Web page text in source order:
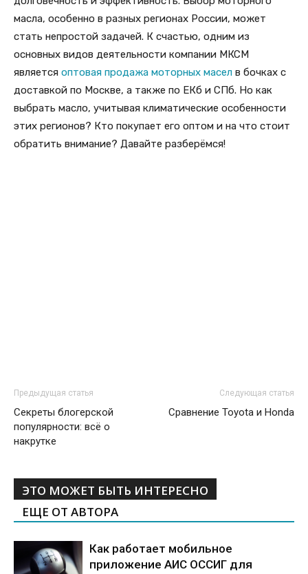
масла, особенно в разных регионах России, может
стать непростой задачей. К счастью, одним из
основных видов деятельности компании МКСМ
является оптовая продажа моторных масел в бочках с
доставкой по Москве, а также по ЕКб и СПб. Но как
выбрать масло, учитывая климатические особенности
этих регионов? Кто покупает его оптом и на что стоит
обратить внимание? Давайте разберёмся!
Предыдущая статья
Секреты блогерской
популярности: всё о
накрутке
Следующая статья
Сравнение Toyota и Honda
ЭТО МОЖЕТ БЫТЬ ИНТЕРЕСНО
ЕЩЕ ОТ АВТОРА
Как работает мобильное
приложение АИС ОССИГ для